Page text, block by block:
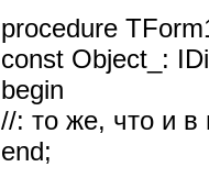
procedure
const Object_:
begin
//: то же, что и
end;